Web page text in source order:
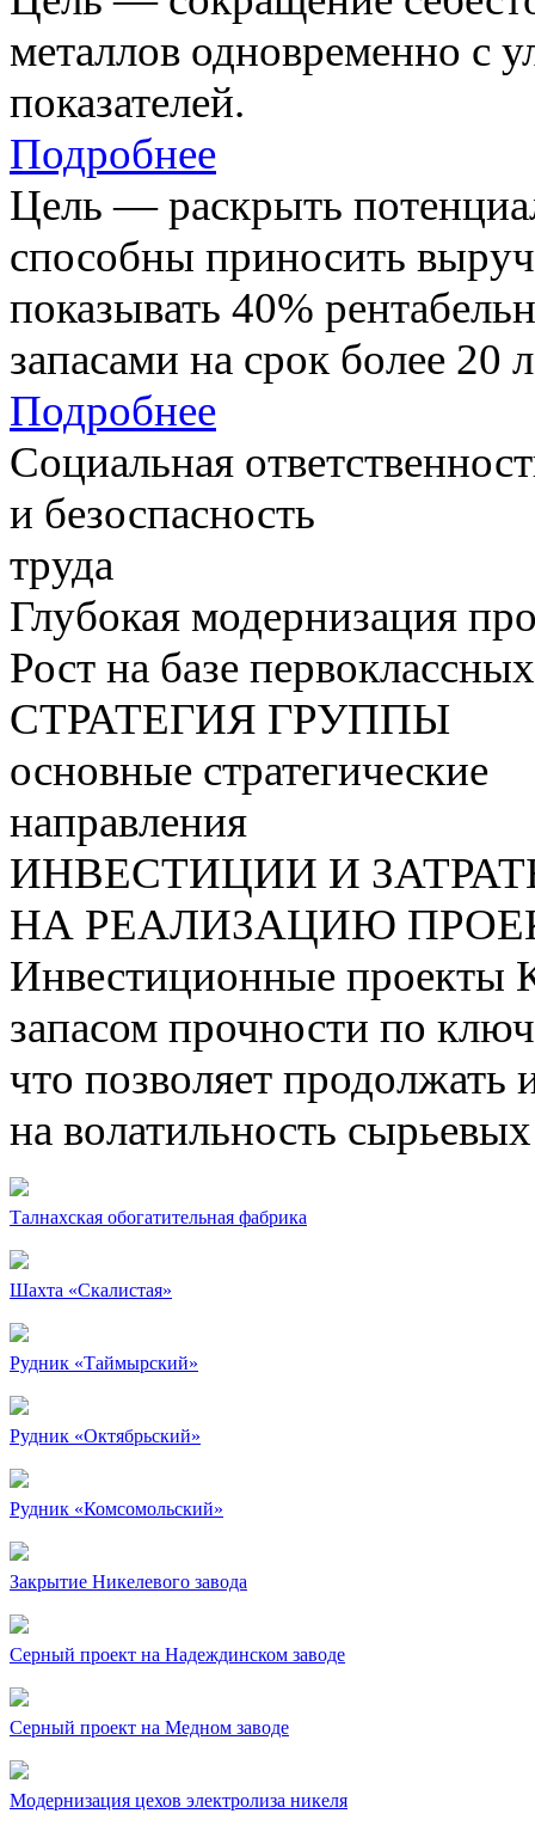
металлов одновременно с
показателей.
Подробнее
Цель — раскрыть
способны приносить
показывать 40%
запасами на срок более 20
Подробнее
Социальная
и безоспасность
труда
Глубокая модернизация
Рост на базе
СТРАТЕГИЯ ГРУППЫ
основные стратегические
направления
ИНВЕСТИЦИИ И
НА РЕАЛИЗАЦИЮ
Инвестиционные проекты
запасом прочности по
что позволяет продолжать
на волатильность
Талнахская обогатительная фабрика
Шахта «Скалистая»
Рудник «Таймырский»
Рудник «Октябрьский»
Рудник «Комсомольский»
Закрытие Никелевого завода
Серный проект на Надеждинском заводе
Серный проект на Медном заводе
Модернизация цехов электролиза никеля